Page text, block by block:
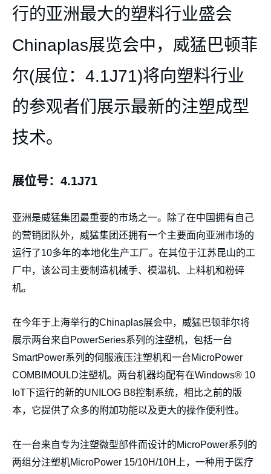
行的亚洲最大的塑料行业盛会
Chinaplas展览会中，威猛巴顿菲
尔(展位：4.1J71)将向塑料行业
的参观者们展示最新的注塑成型
技术。
展位号：4.1J71
亚洲是威猛集团最重要的市场之一。除了在中国拥有自己
的营销团队外，威猛集团还拥有一个主要面向亚洲市场的
运行了10多年的本地化生产工厂。在其位于江苏昆山的工
厂中，该公司主要制造机械手、模温机、上料机和粉碎
机。
在今年于上海举行的Chinaplas展会中，威猛巴顿菲尔将
展示两台来自PowerSeries系列的注塑机，包括一台
SmartPower系列的伺服液压注塑机和一台MicroPower
COMBIMOULD注塑机。两台机器均配有在Windows® 10
IoT下运行的新的UNILOG B8控制系统，相比之前的版
本，它提供了众多的附加功能以及更大的操作便利性。
在一台来自专为注塑微型部件而设计的MicroPower系列的
两组分注塑机MicroPower 15/10H/10H上，一种用于医疗